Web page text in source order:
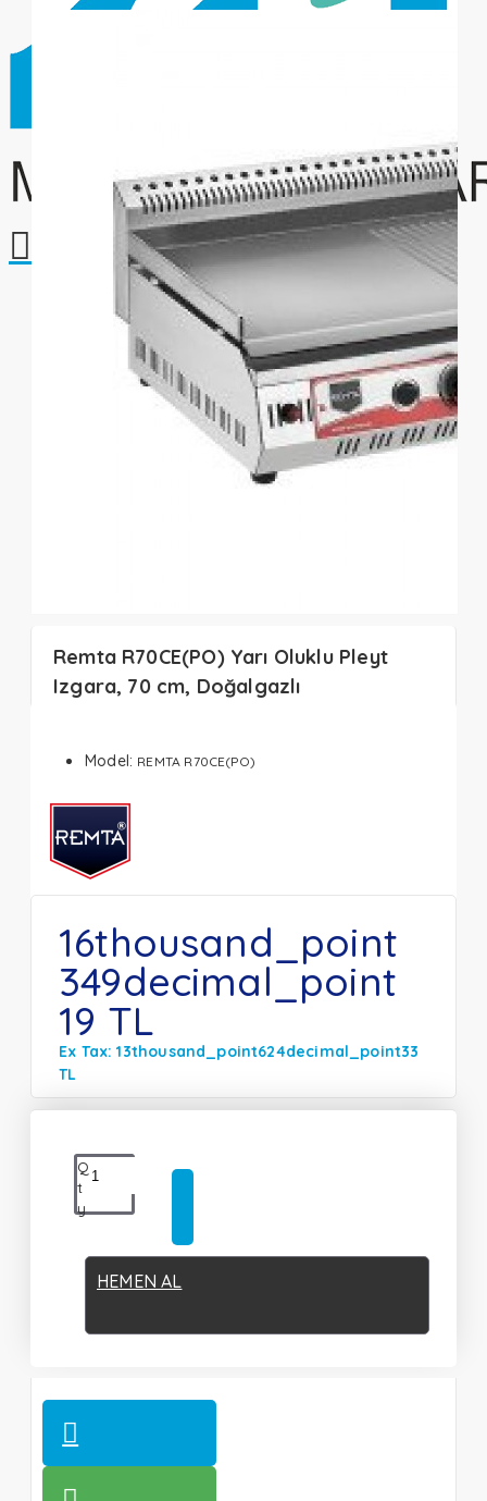
Your shopping cart is empty!
Remta R70CE(PO) Yarı Oluklu Pleyt
Izgara, 70 cm, Doğalgazlı
Model: REMTA R70CE(PO)
16thousand_point
349decimal_point
19 TL
Ex Tax: 13thousand_point624decimal_point33
TL
Q
t
y
HEMEN AL